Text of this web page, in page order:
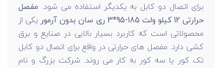
برای اتصال دو کابل به یکدیگر استفاده می شود. مفصل
حرارتی 12 کیلو ولت 185-95*3 ری سان بدون آرمور
یکی از
محصولاتی است که کاربرد بسیار بالایی در صنایع و برق
کشی دارد. مفصل های حرارتی در واقع برای اتصال دو کابل
تک کور یا سه کور به کار می روند. شرکت بزرگ و نام